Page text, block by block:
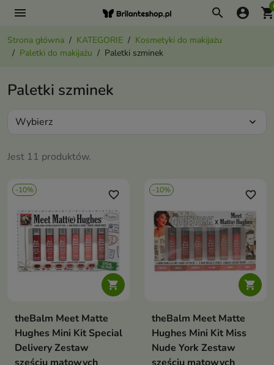
menu search account_circle
Strona główna KATEGORIE
Kosmetyki do makijażu
Paletki do makijażu
Paletki szminek
Paletki szminek
Jest 11 produktów.
Wybierz expand_more
-10%

favorite_border
theBalm Meet Matte
Hughes Mini Kit Special
Delivery Zestaw
-10%

favorite_border
theBalm Meet Matte
Hughes Mini Kit Miss
Nude York Zestaw